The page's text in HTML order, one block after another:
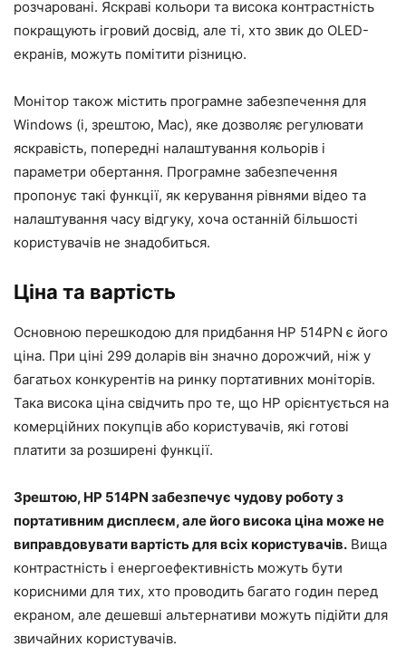
розчаровані. Яскраві кольори та висока контрастність
покращують ігровий досвід, але ті, хто звик до OLED-
екранів, можуть помітити різницю.
Монітор також містить програмне забезпечення для
Windows (і, зрештою, Mac), яке дозволяє регулювати
яскравість, попередні налаштування кольорів і
параметри обертання. Програмне забезпечення
пропонує такі функції, як керування рівнями відео та
налаштування часу відгуку, хоча останній більшості
користувачів не знадобиться.
Ціна та вартість
Основною перешкодою для придбання HP 514PN є його
ціна. При ціні 299 доларів він значно дорожчий, ніж у
багатьох конкурентів на ринку портативних моніторів.
Така висока ціна свідчить про те, що HP орієнтується на
комерційних покупців або користувачів, які готові
платити за розширені функції.
Зрештою, HP 514PN забезпечує чудову роботу з
портативним дисплеєм, але його висока ціна може не
виправдовувати вартість для всіх користувачів. Вища
контрастність і енергоефективність можуть бути
корисними для тих, хто проводить багато годин перед
екраном, але дешевші альтернативи можуть підійти для
звичайних користувачів.